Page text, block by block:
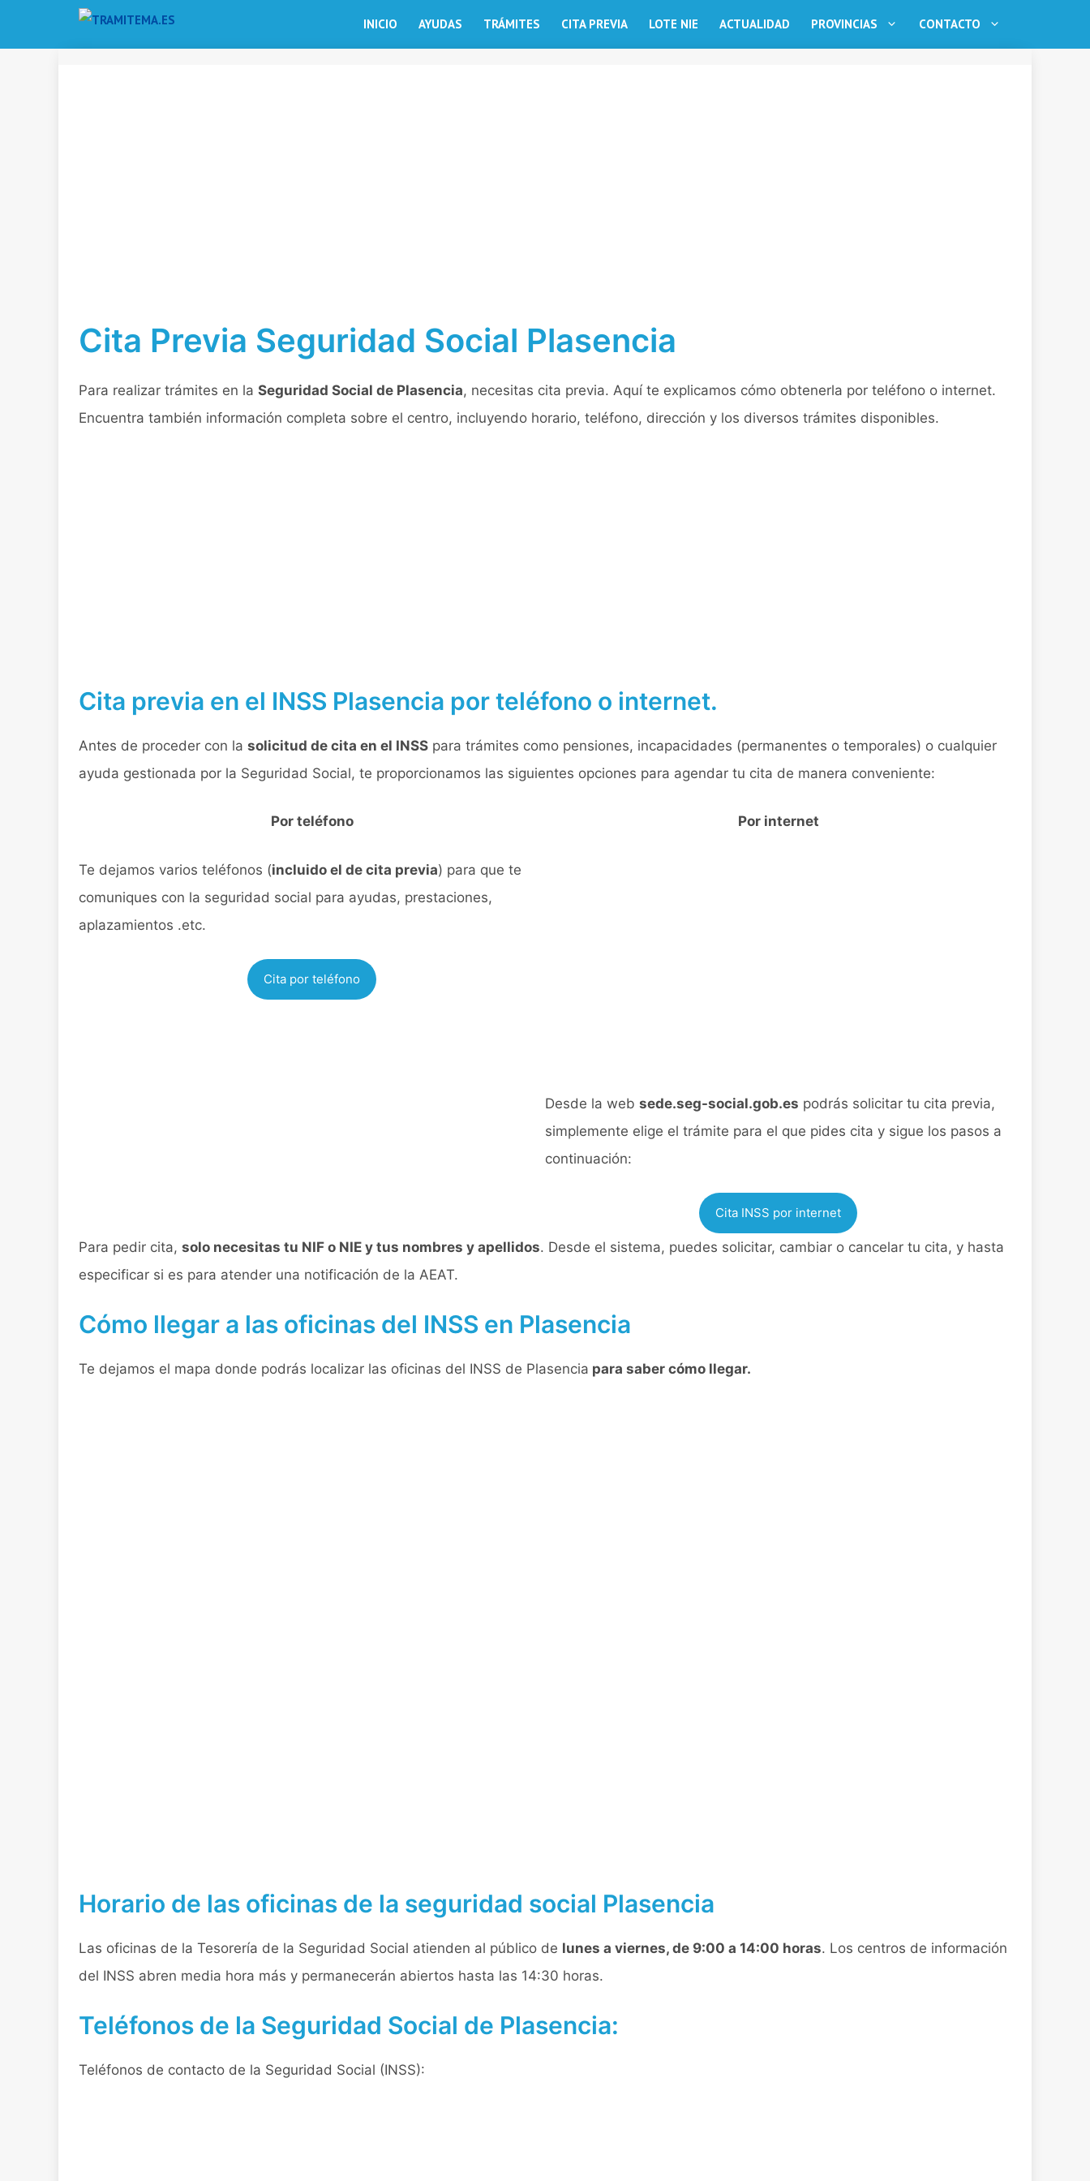
INICIO AYUDAS TRÁMITES CITA PREVIA LOTE NIE ACTUALIDAD PROVINCIAS CONTACTO
Cita Previa Seguridad Social Plasencia
Para realizar trámites en la Seguridad Social de Plasencia, necesitas cita previa. Aquí te explicamos cómo obtenerla por teléfono o internet.
Encuentra también información completa sobre el centro, incluyendo horario, teléfono, dirección y los diversos trámites disponibles.
Cita previa en el INSS Plasencia por teléfono o internet.
Antes de proceder con la solicitud de cita en el INSS para trámites como pensiones, incapacidades (permanentes o temporales) o cualquier
ayuda gestionada por la Seguridad Social, te proporcionamos las siguientes opciones para agendar tu cita de manera conveniente:
Por teléfono
Te dejamos varios teléfonos (incluido el de cita previa) para que te
comuniques con la seguridad social para ayudas, prestaciones,
aplazamientos .etc.
Cita por teléfono
Por internet
Desde la web sede.seg-social.gob.es podrás solicitar tu cita previa,
simplemente elige el trámite para el que pides cita y sigue los pasos a
continuación:
Cita INSS por internet
Para pedir cita, solo necesitas tu NIF o NIE y tus nombres y apellidos. Desde el sistema, puedes solicitar, cambiar o cancelar tu cita, y hasta
especificar si es para atender una notificación de la AEAT.
Cómo llegar a las oficinas del INSS en Plasencia
Te dejamos el mapa donde podrás localizar las oficinas del INSS de Plasencia para saber cómo llegar.
Horario de las oficinas de la seguridad social Plasencia
Las oficinas de la Tesorería de la Seguridad Social atienden al público de lunes a viernes, de 9:00 a 14:00 horas. Los centros de información
del INSS abren media hora más y permanecerán abiertos hasta las 14:30 horas.
Teléfonos de la Seguridad Social de Plasencia:
Teléfonos de contacto de la Seguridad Social (INSS):